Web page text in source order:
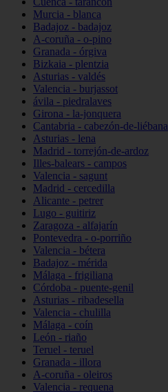
Murcia - blanca
Badajoz - badajoz
A-coruña - o-pino
Granada - órgiva
Bizkaia - plentzia
Asturias - valdés
Valencia - burjassot
ávila - piedralaves
Girona - la-jonquera
Cantabria - cabezón-de-liébana
Asturias - lena
Madrid - torrejón-de-ardoz
Illes-balears - campos
Valencia - sagunt
Madrid - cercedilla
Alicante - petrer
Lugo - guitiriz
Zaragoza - alfajarín
Pontevedra - o-porriño
Valencia - bétera
Badajoz - mérida
Málaga - frigiliana
Córdoba - puente-genil
Asturias - ribadesella
Valencia - chulilla
Málaga - coín
León - riaño
Teruel - teruel
Granada - illora
A-coruña - oleiros
Valencia - requena